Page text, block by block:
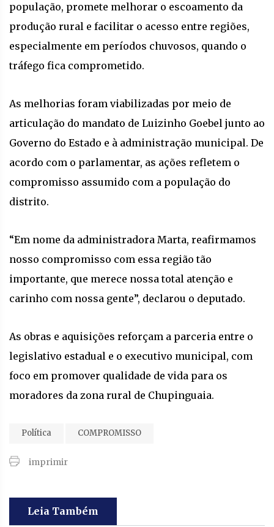
população, promete melhorar o escoamento da
produção rural e facilitar o acesso entre regiões,
especialmente em períodos chuvosos, quando o
tráfego fica comprometido.
As melhorias foram viabilizadas por meio de
articulação do mandato de Luizinho Goebel junto ao
Governo do Estado e à administração municipal. De
acordo com o parlamentar, as ações refletem o
compromisso assumido com a população do
distrito.
“Em nome da administradora Marta, reafirmamos
nosso compromisso com essa região tão
importante, que merece nossa total atenção e
carinho com nossa gente”, declarou o deputado.
As obras e aquisições reforçam a parceria entre o
legislativo estadual e o executivo municipal, com
foco em promover qualidade de vida para os
moradores da zona rural de Chupinguaia.
Política COMPROMISSO
imprimir
Leia Também